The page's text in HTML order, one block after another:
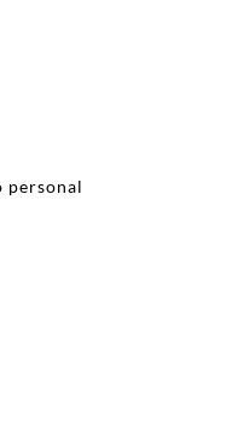
personal